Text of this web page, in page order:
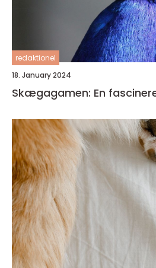
redaktionel
18. January 2024
Skægagamen: En